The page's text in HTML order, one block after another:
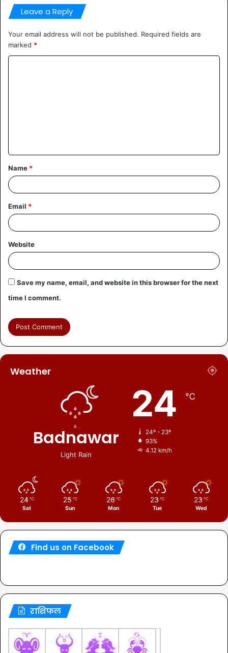
Leave a Reply
Your email address will not be published. Required fields are
marked *
Name *
Email *
Website
Save my name, email, and website in this browser for the next
time I comment.
Weather
Badnawar
Light Rain
24 ℃
24º - 23º
93%
4.12 km/h
24 ℃
Sat
25 ℃
Sun
26 ℃
Mon
23 ℃
Tue
23 ℃
Wed
Find us on Facebook
राशिफल